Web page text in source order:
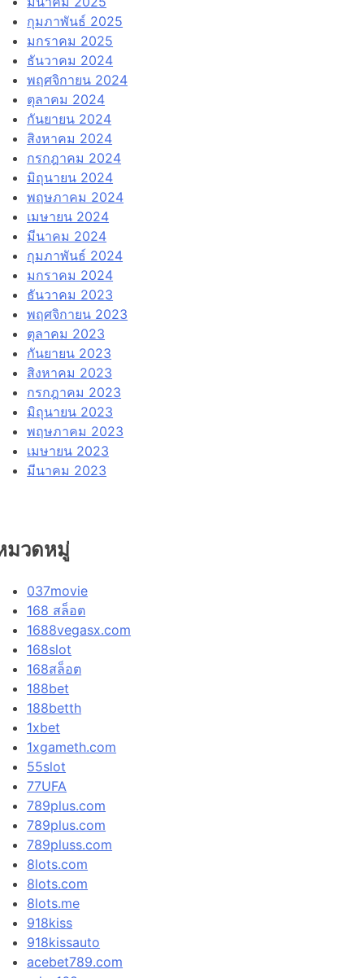
กุมภาพันธ์ 2025
มกราคม 2025
ธันวาคม 2024
พฤศจิกายน 2024
ตุลาคม 2024
กันยายน 2024
สิงหาคม 2024
กรกฎาคม 2024
มิถุนายน 2024
พฤษภาคม 2024
เมษายน 2024
มีนาคม 2024
กุมภาพันธ์ 2024
มกราคม 2024
ธันวาคม 2023
พฤศจิกายน 2023
ตุลาคม 2023
กันยายน 2023
สิงหาคม 2023
กรกฎาคม 2023
มิถุนายน 2023
พฤษภาคม 2023
เมษายน 2023
มีนาคม 2023
มวดหมู่
037movie
168 สล็อต
1688vegasx.com
168slot
168สล็อต
188bet
188betth
1xbet
1xgameth.com
55slot
77UFA
789plus.com
789plus.com
789pluss.com
8lots.com
8lots.com
8lots.me
918kiss
918kissauto
acebet789.com